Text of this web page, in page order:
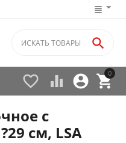
0


 

с
см, LSA